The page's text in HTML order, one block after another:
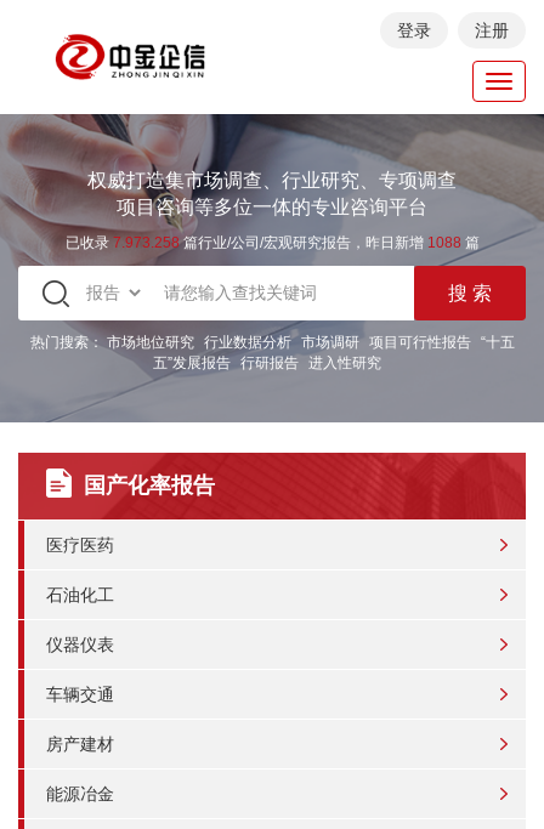
登录 注册
权威打造集市场调查、行业研究、专项调查
项目咨询等多位一体的专业咨询平台
已收录 7.973.258篇行业/公司/宏观研究报告，昨日新增 1088 篇
热门搜索： 市场地位研究 行业数据分析 市场调研 项目可行性报告
“十五
五”发展报告 行研报告 进入性研究
国产化率报告
医疗医药
石油化工
仪器仪表
车辆交通
房产建材
能源冶金